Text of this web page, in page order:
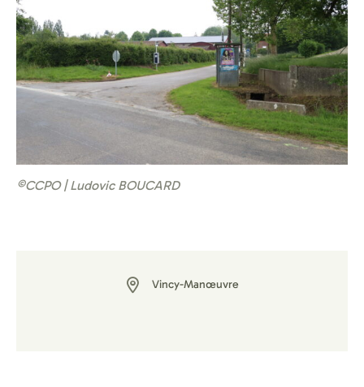
©CCPO | Ludovic BOUCARD
Vincy-Manœuvre